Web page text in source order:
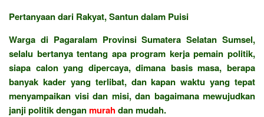
Pertanyaan dari Rakyat, Santun dalam Puisi
Warga di Pagaralam Provinsi Sumatera Selatan Sumsel,
selalu bertanya tentang apa program kerja pemain politik,
siapa calon yang dipercaya, dimana basis masa, berapa
banyak kader yang terlibat, dan kapan waktu yang tepat
menyampaikan visi dan misi, dan bagaimana mewujudkan
janji politik denganmurahdan mudah.